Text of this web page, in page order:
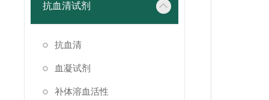
抗血清试剂
抗血清
血凝试剂
补体溶血活性